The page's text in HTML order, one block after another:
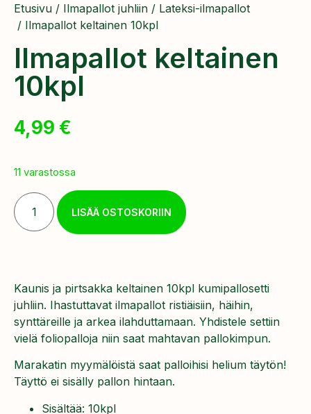
Etusivu / Ilmapallot juhliin / Lateksi-ilmapallot
/ Ilmapallot keltainen 10kpl
Ilmapallot keltainen
10kpl
4,99 €
11 varastossa
LISÄÄ OSTOSKORIIN
Kaunis ja pirtsakka keltainen 10kpl kumipallosetti
juhliin. Ihastuttavat ilmapallot ristiäisiin, häihin,
synttäreille ja arkea ilahduttamaan. Yhdistele settiin
vielä foliopalloja niin saat mahtavan pallokimpun.
Marakatin myymälöistä saat palloihisi helium täytön!
Täyttö ei sisälly pallon hintaan.
Sisältää: 10kpl